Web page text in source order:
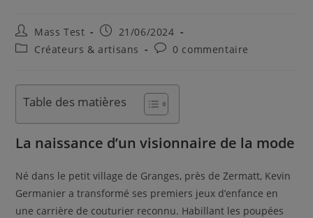
Mass Test
21/06/2024
Créateurs & artisans
0 commentaire
Table des matières
La naissance d’un visionnaire de la mode
Né dans le petit village de Granges, près de Zermatt, Kevin
Germanier a transformé ses premiers jeux d’enfance en
une carrière de couturier reconnu. Habillant les poupées